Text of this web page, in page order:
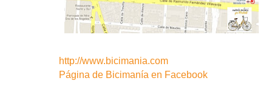
http://www.bicimania.com
Página de Bicimanía en Facebook